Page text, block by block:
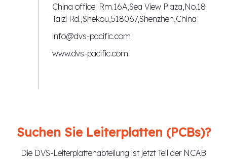
China office: Rm.16A,Sea View Plaza,No.18
Taizi Rd.,Shekou,518067,Shenzhen,China
info@dvs-pacific.com
www.dvs-pacific.com
Suchen Sie Leiterplatten (PCBs)?
Die DVS-Leiterplattenabteilung ist jetzt Teil der NCAB